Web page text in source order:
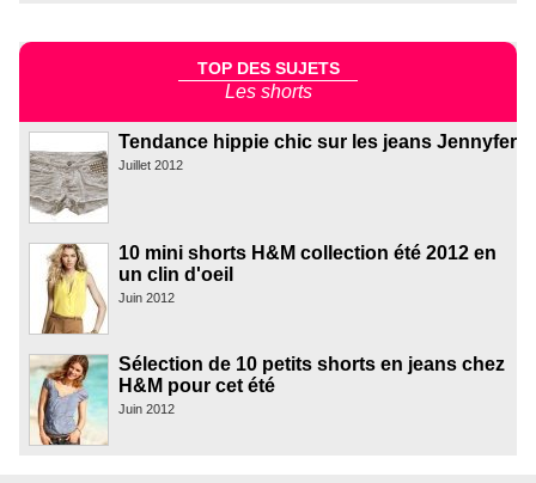
TOP DES SUJETS
Les shorts
Tendance hippie chic sur les jeans Jennyfer
Juillet 2012
10 mini shorts H&M collection été 2012 en
un clin d'oeil
Juin 2012
Sélection de 10 petits shorts en jeans chez
H&M pour cet été
Juin 2012